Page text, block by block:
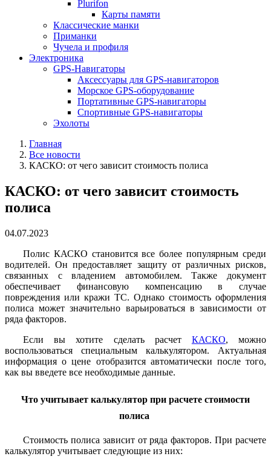
Plurifon
Карты памяти
Классические манки
Приманки
Чучела и профиля
Электроника
GPS-Навигаторы
Аксессуары для GPS-навигаторов
Морское GPS-оборудование
Портативные GPS-навигаторы
Спортивные GPS-навигаторы
Эхолоты
Главная
Все новости
КАСКО: от чего зависит стоимость полиса
КАСКО: от чего зависит стоимость
полиса
04.07.2023
Полис КАСКО становится все более популярным среди
водителей. Он предоставляет защиту от различных рисков,
связанных с владением автомобилем. Также документ
обеспечивает финансовую компенсацию в случае
повреждения или кражи ТС. Однако стоимость оформления
полиса может значительно варьироваться в зависимости от
ряда факторов.
Если вы хотите сделать расчет КАСКО, можно
воспользоваться специальным калькулятором. Актуальная
информация о цене отобразится автоматически после того,
как вы введете все необходимые данные.
Что учитывает калькулятор при расчете стоимости
полиса
Стоимость полиса зависит от ряда факторов. При расчете
калькулятор учитывает следующие из них: